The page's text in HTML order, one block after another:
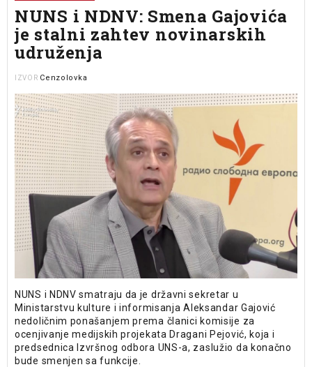
NUNS i NDNV: Smena Gajovića
je stalni zahtev novinarskih
udruženja
IZVOR Cenzolovka
NUNS i NDNV smatraju da je državni sekretar u
Ministarstvu kulture i informisanja Aleksandar Gajović
nedoličnim ponašanjem prema članici komisije za
ocenjivanje medijskih projekata Dragani Pejović, koja i
predsednica Izvršnog odbora UNS-a, zaslužio da konačno
bude smenjen sa funkcije.